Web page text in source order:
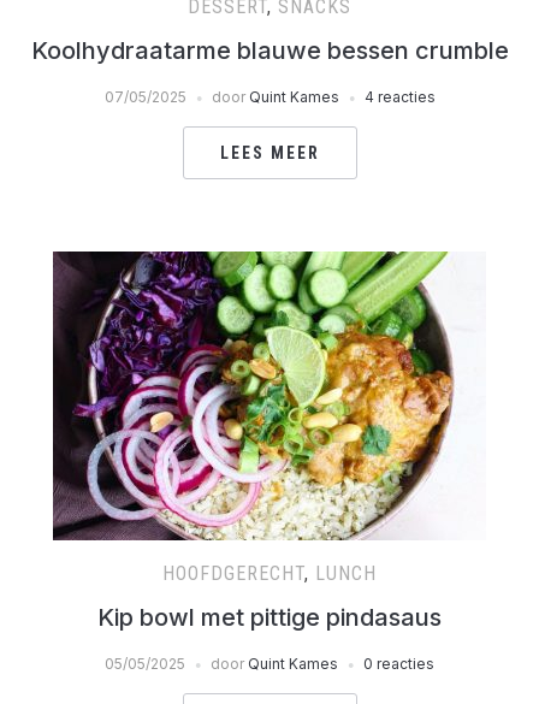
DESSERT, SNACKS
Koolhydraatarme blauwe bessen crumble
07/05/2025 door Quint Kames 4 reacties
LEES MEER
HOOFDGERECHT, LUNCH
Kip bowl met pittige pindasaus
05/05/2025 door Quint Kames 0 reacties